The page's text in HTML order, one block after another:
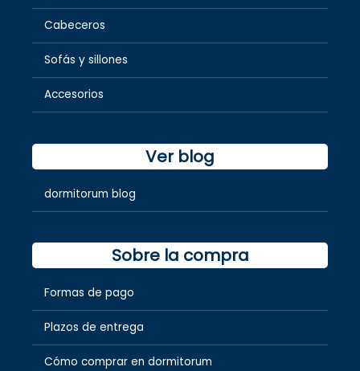
Cabeceros
Sofás y sillones
Accesorios
Ver blog
dormitorum blog
Sobre la compra
Formas de pago
Plazos de entrega
Cómo comprar en dormitorum